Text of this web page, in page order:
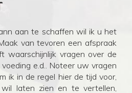
aan te schaffen wil ik u het
van tevoren een afspraak
waarschijnlijk vragen over de
e.d.. Noteer uw vragen
ik in de regel hier de tijd voor,
laten zien en te vertellen,